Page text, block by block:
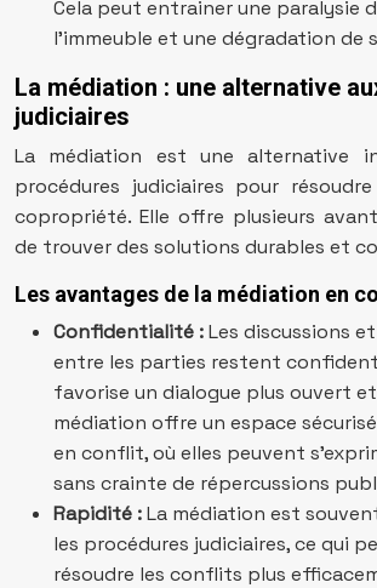
Cela peut entrainer une paralysie
l’immeuble et une dégradation de
La médiation : une alternative
judiciaires
La médiation est une alternative
procédures judiciaires pour
copropriété. Elle offre plusieurs
de trouver des solutions durables et
Les avantages de la médiation en
Confidentialité :Les discussions
entre les parties restent
favorise un dialogue plus ouvert
médiation offre un espace
en conflit, où elles peuvent
sans crainte de répercussions
Rapidité :La médiation est
les procédures judiciaires, ce qui
résoudre les conflits plus